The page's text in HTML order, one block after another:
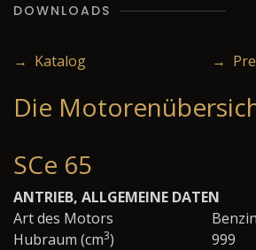
DOWNLOADS
→ Katalog →
Die
SCe 65
ANTRIEB, ALLGEMEINE DATEN
Art des Motors
Hubraum (cm3)
999